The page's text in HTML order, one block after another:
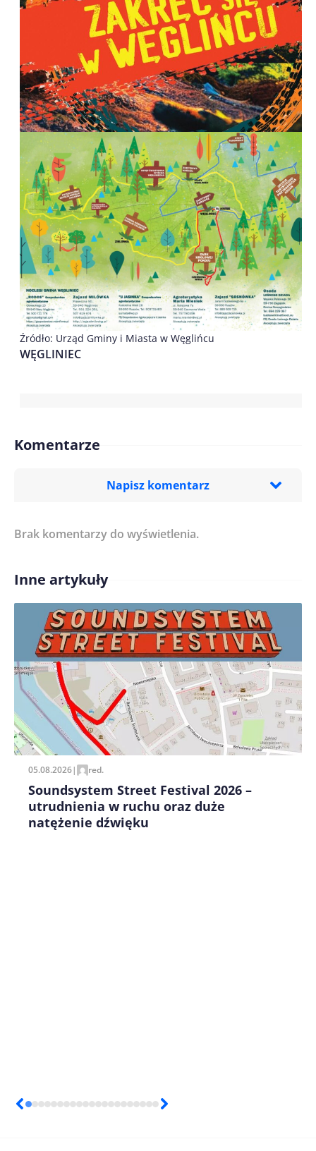
Źródło: Urząd Gminy i Miasta w Węglińcu
WĘGLINIEC
Komentarze
Napisz komentarz
Treść komentarza*
Imię/ Nick*
Zapamiętaj moje dane w tej przeglądarce podczas
pisania kolejnych komentarzy.
Brak komentarzy do wyświetlenia.
Inne artykuły
05.08.2026| red.
Soundsystem Street Festival 2026 –
utrudnienia w ruchu oraz duże
natężenie dźwięku